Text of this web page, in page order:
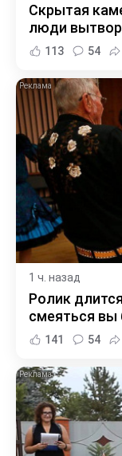
Скрытая
люди
113 54
1 ч. назад
Ролик
смеяться вы
141 54